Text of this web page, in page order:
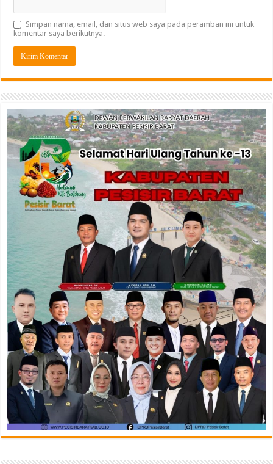
Simpan nama, email, dan situs web saya pada peramban ini untuk
komentar saya berikutnya.